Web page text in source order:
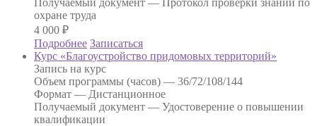
охране труда
4 000 ₽
Подробнее Записаться
Курс «Благоустройство придомовых территорий»
Запись на курс
Объем программы (часов) — 36/72/108/144
Формат — Дистанционное
Получаемый документ — Удостоверение о повышении
квалификации